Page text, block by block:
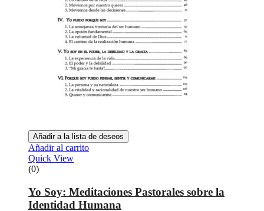
Añadir a la lista de deseos
Añadir al carrito
Quick View
(0)
Yo Soy: Meditaciones Pastorales sobre la
Identidad Humana